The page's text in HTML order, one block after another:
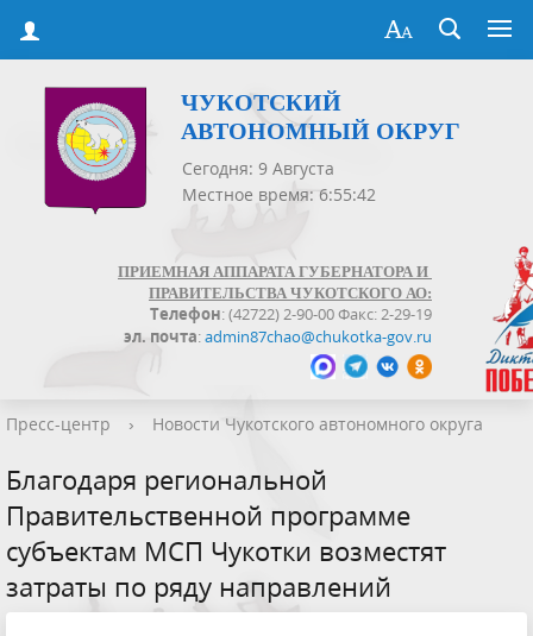
ЧУКОТСКИЙ
АВТОНОМНЫЙ ОКРУГ
Сегодня: 9 Августа
Местное время: 6:55:42
ПРИЕМНАЯ АППАРАТА ГУБЕРНАТОРА И
ПРАВИТЕЛЬСТВА ЧУКОТСКОГО АО:
Телефон: (42722) 2-90-00 Факс: 2-29-19
эл. почта:admin87chao@chukotka-gov.ru
Пресс-центр › Новости Чукотского автономного округа
Благодаря региональной
Правительственной программе
субъектам МСП Чукотки возместят
затраты по ряду направлений